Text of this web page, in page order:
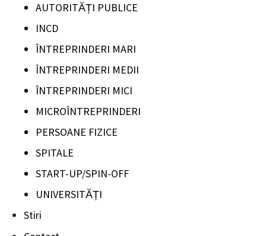
AUTORITĂȚI PUBLICE
INCD
ÎNTREPRINDERI MARI
ÎNTREPRINDERI MEDII
ÎNTREPRINDERI MICI
MICROÎNTREPRINDERI
PERSOANE FIZICE
SPITALE
START-UP/SPIN-OFF
UNIVERSITĂȚI
Stiri